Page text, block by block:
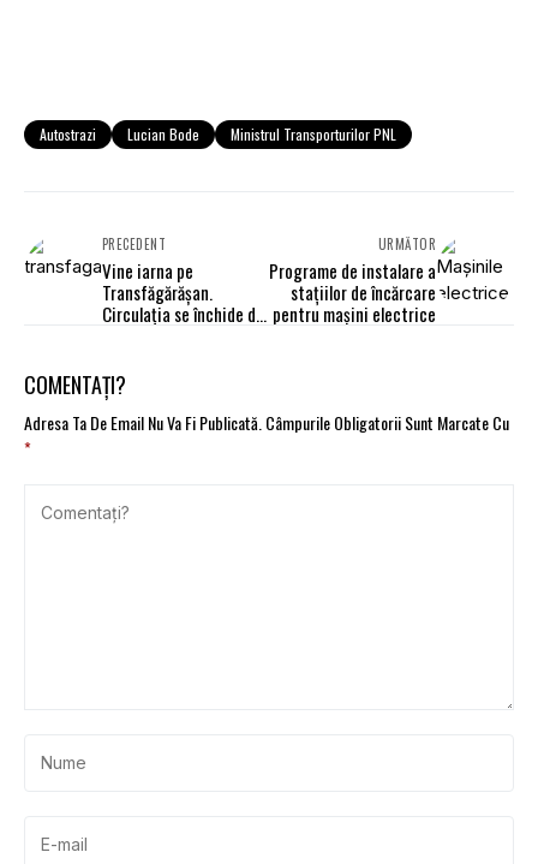
Autostrazi Lucian Bode Ministrul Transporturilor PNL
PRECEDENT
Vine iarna pe
Transfăgărăşan.
Circulaţia se închide din
URMĂTOR
Programe de instalare a
staţiilor de încărcare
pentru maşini electrice
COMENTAȚI?
Adresa Ta De Email Nu Va Fi Publicată.Câmpurile Obligatorii Sunt Marcate Cu
*